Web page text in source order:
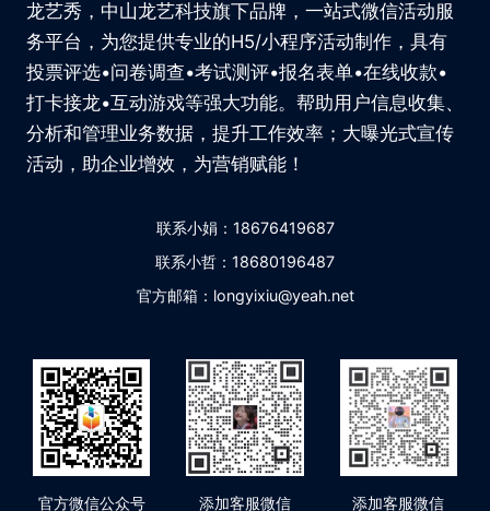
龙艺秀，中山龙艺科技旗下品牌，一站式微信活动服
务平台，为您提供专业的H5/小程序活动制作，具有
投票评选•问卷调查•考试测评•报名表单•在线收款•
打卡接龙•互动游戏等强大功能。帮助用户信息收集、
分析和管理业务数据，提升工作效率；大曝光式宣传
活动，助企业增效，为营销赋能！
联系小娟：18676419687
联系小哲：18680196487
官方邮箱：longyixiu@yeah.net
官方微信公众号 添加客服微信 添加客服微信